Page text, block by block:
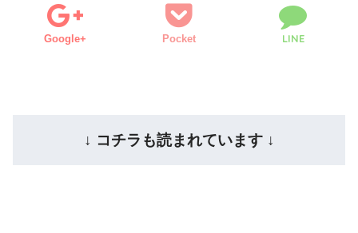
Google+ Pocket LINE
↓ コチラも読まれています ↓